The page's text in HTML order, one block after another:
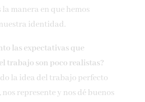
la manera en que hemos
identidad.
las expectativas que
trabajo son poco realistas?
la idea del trabajo perfecto
represente y nos dé buenos